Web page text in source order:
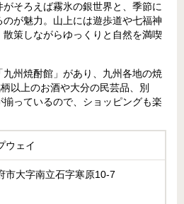
そろえば霧氷の銀世界と、季節に
が魅力。山上には遊歩道や七福神
策しながらゆっくりと自然を満喫
州焼酎館」があり、九州各地の焼
以上のお酒や大分の民芸品、別
っているので、ショッピングも楽
ウェイ
市大字南立石字寒原10-7